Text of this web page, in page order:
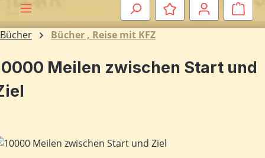
Bücher Bücher , Reise mit KFZ
Meilen zwischen Start und
überspringen